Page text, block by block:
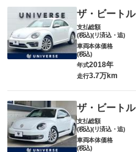
ザ・ビートル
支払総額
(税込)(リ済込・追)
車両本体価格
(税込)
年式2018年
走行3.7万km
ザ・ビートル
支払総額
(税込)(リ済込・追)
車両本体価格
(税込)